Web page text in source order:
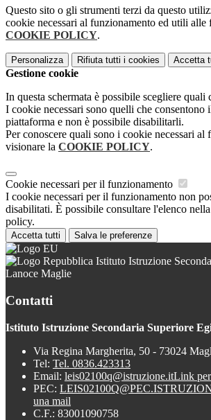
Questo sito o gli strumenti terzi da questo
cookie necessari al funzionamento ed utili alle
COOKIE POLICY.
Personalizza Rifiuta tutti i cookies Accetta
Gestione cookie
In questa schermata è possibile scegliere quali
I cookie necessari sono quelli che consentono
piattaforma e non è possibile disabilitarli.
Per conoscere quali sono i cookie necessari al
visionare la COOKIE POLICY.
Cookie necessari per il funzionamento
I cookie necessari per il funzionamento non
disabilitati. È possibile consultare l'elenco
policy.
Accetta tutti Salva le preferenze
Istituto Istruzione
Lanoce Maglie
Contatti
Istituto Istruzione Secondaria Superiore
Via Regina Margherita, 50 - 73024
Tel: Tel. 0836.423313
Email: leis02100q@istruzione.itLink
PEC:
una mail
C.F.: 83001090758